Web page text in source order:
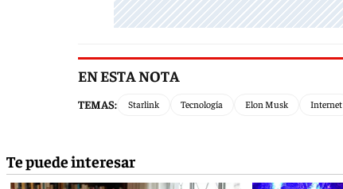
EN ESTA NOTA
TEMAS: Starlink Tecnología Elon Musk Internet